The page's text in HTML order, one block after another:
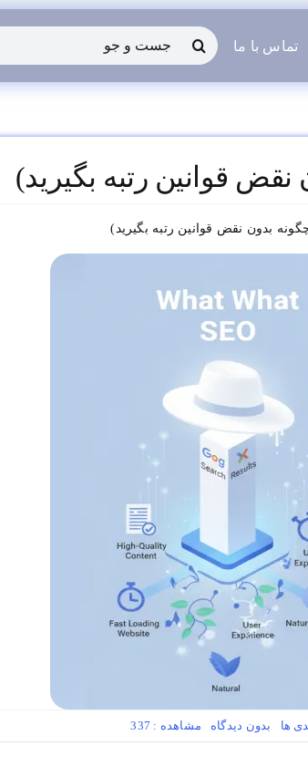
تماس با ما
جستجو
برای:
قوانین رتبه بگیرید)
بدون نقض قوانین رتبه بگیرید)
ها بدون ديدگاهon
سئو
مشاهده : 337